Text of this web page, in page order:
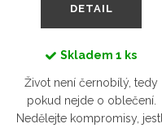
DETAIL
Skladem 1 ks
Život není černobílý, tedy
pokud nejde o oblečení.
Nedělejte kompromisy,